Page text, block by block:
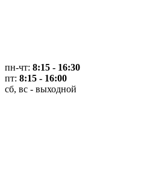
пн-чт: 8:15 - 16:30
пт: 8:15 - 16:00
сб, вс - выходной